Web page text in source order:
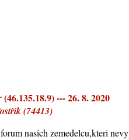
(46.135.18.9) --- 26. 8. 2020
(74413)
nasich zemedelcu,kteri